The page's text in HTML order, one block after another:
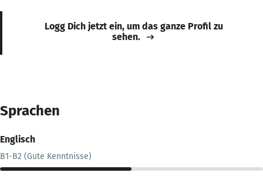
Logg Dich jetzt ein, um das ganze Profil zu
sehen.
Sprachen
Englisch
B1-B2 (Gute Kenntnisse)